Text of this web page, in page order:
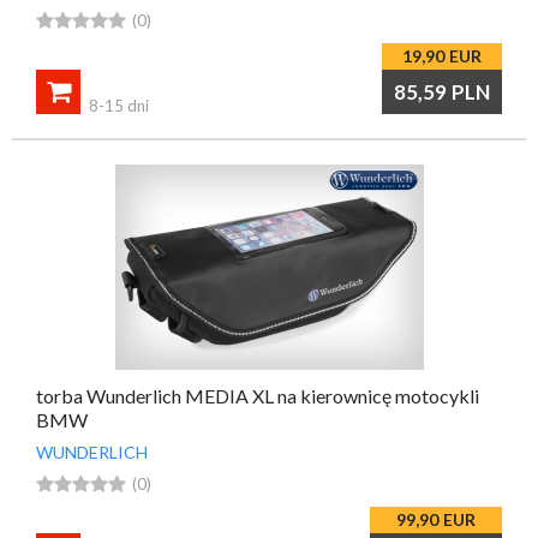
 (0)
19,90 EUR
85,59 PLN

8-15 dni
torba Wunderlich MEDIA XL na kierownicę motocykli
BMW
WUNDERLICH
 (0)
99,90 EUR